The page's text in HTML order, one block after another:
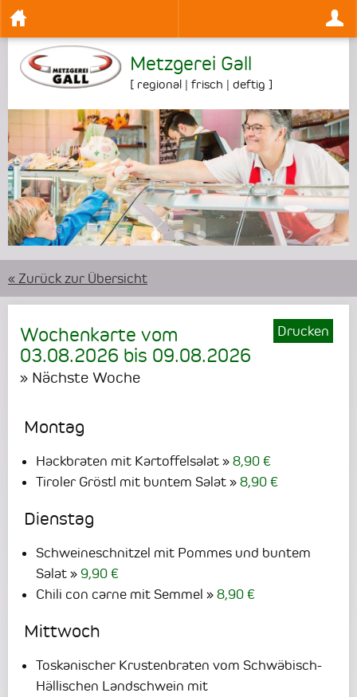
Metzgerei Gall
[ regional | frisch | deftig ]
•••
« Zurück zur Übersicht
Drucken
Wochenkarte vom
03.08.2026 bis 09.08.2026
» Nächste Woche
Montag
Hackbraten mit Kartoffelsalat
8,90 €
Tiroler Gröstl mit buntem Salat
8,90 €
Dienstag
Schweineschnitzel mit Pommes und buntem
Salat
9,90 €
Chili con carne mit Semmel
8,90 €
Mittwoch
Toskanischer Krustenbraten vom Schwäbisch-
Hällischen Landschwein mit